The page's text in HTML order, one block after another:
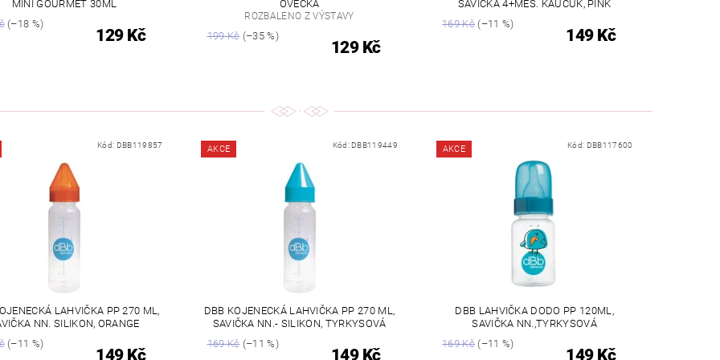
MINI GOURMET 30ML
(–18 %)
129 Kč
OVEČKA
ROZBALENO Z VÝSTAVY
199 Kč(–35 %)
129 Kč
SAVIČKA 4+MĚS. KAUČUK, PINK
169 Kč (–11 %)
149 Kč
Kód: DBB119857
LAHVIČKA PP 270 ML,
NN. SILIKON, ORANGE
(–11 %)
149 Kč
AKCE Kód: DBB119449
DBB KOJENECKÁ LAHVIČKA PP 270 ML,
SAVIČKA NN.- SILIKON, TYRKYSOVÁ
169 Kč(–11 %)
149 Kč
AKCE Kód: DBB117600
DBB LAHVIČKA DODO PP 120ML,
SAVIČKA NN.,TYRKYSOVÁ
169 Kč (–11 %)
149 Kč